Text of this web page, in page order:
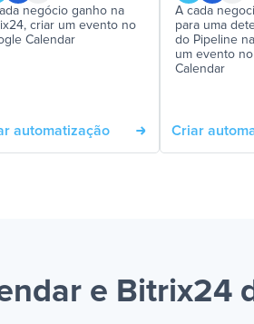
negócio ganho na
criar um evento no
Calendar
automatização
A cada
para uma
do Pipeline
um evento
Calendar
Criar
e Bitrix24